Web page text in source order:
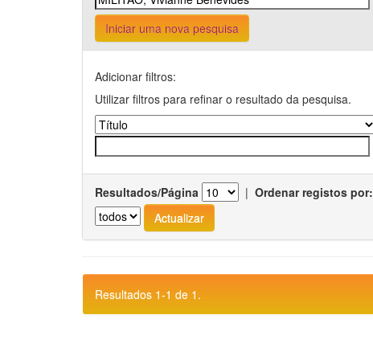
Iniciar uma nova pesquisa
Adicionar filtros:
Utilizar filtros para refinar o resultado da pesquisa.
Resultados/Página | Ordenar registos por:
Resultados 1-1 de 1.